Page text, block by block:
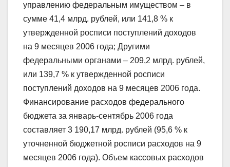
управлению федеральным имуществом – в
сумме 41,4 млрд. рублей, или 141,8 % к
утвержденной росписи поступлений доходов
на 9 месяцев 2006 года; Другими
федеральными органами – 209,2 млрд. рублей,
или 139,7 % к утвержденной росписи
поступлений доходов на 9 месяцев 2006 года.
Финансирование расходов федерального
бюджета за январь-сентябрь 2006 года
составляет 3 190,17 млрд. рублей (95,6 % к
уточненной бюджетной росписи расходов на 9
месяцев 2006 года). Объем кассовых расходов